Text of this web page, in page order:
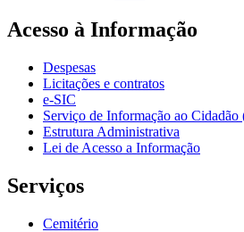
Acesso à Informação
Despesas
Licitações e contratos
e-SIC
Serviço de Informação ao Cidadão
Estrutura Administrativa
Lei de Acesso a Informação
Serviços
Cemitério